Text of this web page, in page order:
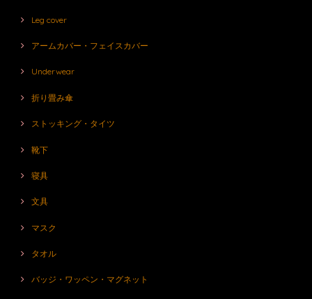
Leg cover
アームカバー・フェイスカバー
Underwear
折り畳み傘
ストッキング・タイツ
靴下
寝具
文具
マスク
タオル
バッジ・ワッペン・マグネット